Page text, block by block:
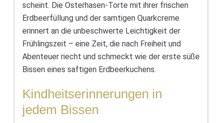
scheint. Die Osterhasen-Torte mit ihrer frischen
Erdbeerfüllung und der samtigen Quarkcreme
erinnert an die unbeschwerte Leichtigkeit der
Frühlingszeit – eine Zeit, die nach Freiheit und
Abenteuer riecht und schmeckt wie der erste süße
Bissen eines saftigen Erdbeerkuchens.
Kindheitserinnerungen in
jedem Bissen